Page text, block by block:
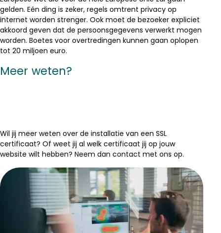
gelden. Eén ding is zeker, regels omtrent privacy op
internet worden strenger. Ook moet de bezoeker expliciet
akkoord geven dat de persoonsgegevens verwerkt mogen
worden. Boetes voor overtredingen kunnen gaan oplopen
tot 20 miljoen euro.
Meer weten?
Wil jij meer weten over de installatie van een SSL
certificaat? Of weet jij al welk certificaat jij op jouw
website wilt hebben? Neem dan contact met ons op.